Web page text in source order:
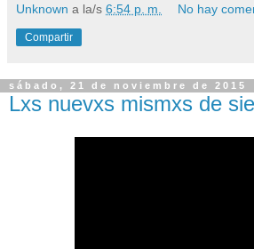
Unknown a la/s 6:54 p. m. No hay
Compartir
sábado, 21 de noviembre de 2015
Lxs nuevxs mismxs de